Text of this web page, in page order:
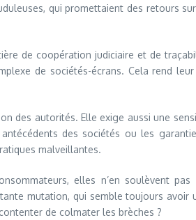
qui promettaient des retours
de coopération judiciaire et de
de sociétés-écrans. Cela rend
des autorités. Elle exige aussi une
des sociétés ou les
malveillantes.
elles n’en soulèvent
mutation, qui semble toujours avoir
de colmater les brèches ?